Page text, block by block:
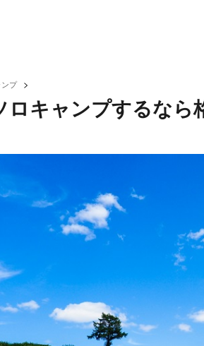
プ >
ロキャンプするなら